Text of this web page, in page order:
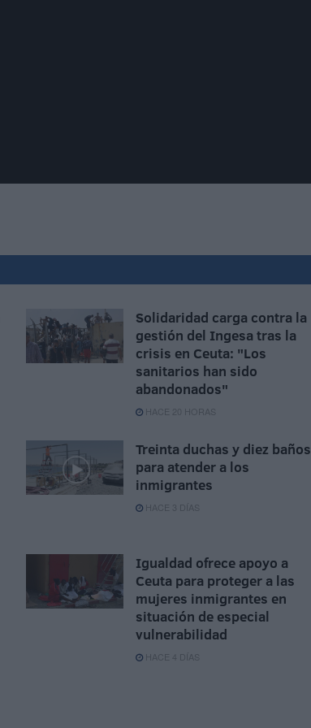
Solidaridad carga contra la
gestión del Ingesa tras la
crisis en Ceuta: "Los
sanitarios han sido
abandonados"
HACE 20 HORAS
Treinta duchas y diez baños
para atender a los
inmigrantes
HACE 3 DÍAS
Igualdad ofrece apoyo a
Ceuta para proteger a las
mujeres inmigrantes en
situación de especial
vulnerabilidad
HACE 4 DÍAS